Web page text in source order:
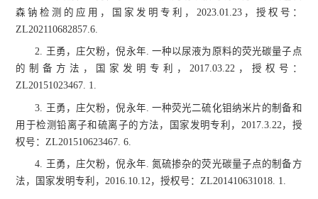
森钠检测的应用，国家发明专利，2023.01.23，授权号：
ZL202110682857.6.
2. 王勇，庄欠粉，倪永年. 一种以尿液为原料的荧光碳量子点
的制备方法，国家发明专利，2017.03.22，授权号：
ZL20151023467. 1.
3. 王勇，庄欠粉，倪永年. 一种荧光二硫化钼纳米片的制备和
用于检测铅离子和硫离子的方法，国家发明专利，2017.3.22，授
权号：ZL201510623467. 6.
4. 王勇，庄欠粉，倪永年. 氮硫掺杂的荧光碳量子点的制备方
法，国家发明专利，2016.10.12，授权号：ZL201410631018. 1.